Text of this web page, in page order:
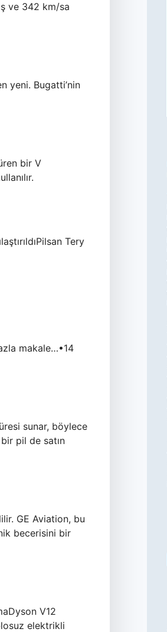
ve 342 km/sa
yeni. Bugatti’nin
bir V
Tery
makale…•14
sunar, böylece
pil de satın
GE Aviation, bu
becerisini bir
V12
elektrikli